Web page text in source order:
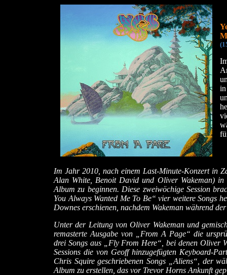
Im Jahr 2010, nach einem Last-Minute-Konzert in
Alan White, Benoit David und Oliver Wakeman)
Album zu beginnen. Diese zweiwöchige Session
You Always Wanted Me To Be“ vier weitere Songs
Downes erschienen, nachdem Wakeman während
Unter der Leitung von Oliver Wakeman und
remasterte Ausgabe von „From A Page“ die
drei Songs aus „Fly From Here“, bei denen Oliver
Sessions die von Geoff hinzugefügten Keyboard-
Chris Squire geschriebenen Songs „Aliens“, der
Album zu erstellen, das vor Trevor Horns Ankunft